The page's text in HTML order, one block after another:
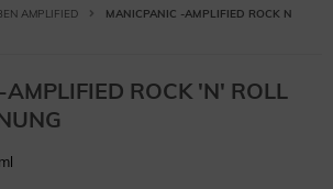
AMPLIFIED
MANICPANIC -AMPLIFIED ROCK N
ROCK 'N' ROLL